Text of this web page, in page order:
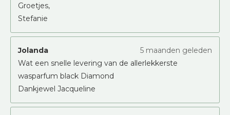
Groetjes,
Stefanie
Jolanda
5 maanden geleden
Wat een snelle levering van de allerlekkerste
wasparfum black Diamond
Dankjewel Jacqueline